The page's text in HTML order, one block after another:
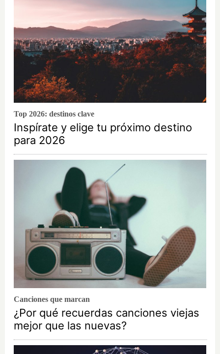
Top 2026: destinos clave
Inspírate y elige tu próximo destino
para 2026
Canciones que marcan
¿Por qué recuerdas canciones viejas
mejor que las nuevas?